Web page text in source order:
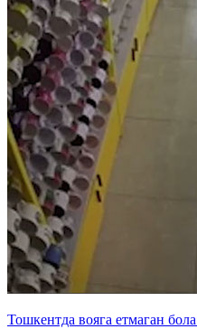
Тошкентда вояга етмаган